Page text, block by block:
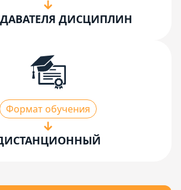
ДИСЦИПЛИН
Формат обучения